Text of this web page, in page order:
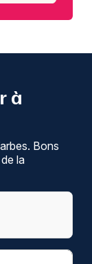
à
Bons
la